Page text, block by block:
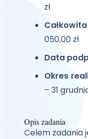
zł
050,00 zł
Data
Okres
– 31
Opis zadania
Celem zadania